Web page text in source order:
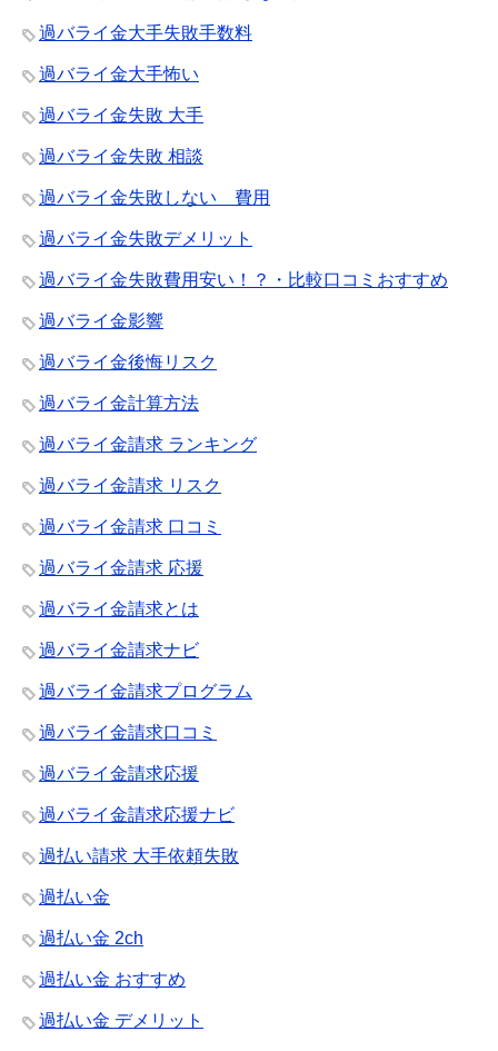
過バライ金大手失敗手数料
過バライ金大手怖い
過バライ金失敗 大手
過バライ金失敗 相談
過バライ金失敗しない 費用
過バライ金失敗デメリット
過バライ金失敗費用安い！？・比較口コミおすすめ
過バライ金影響
過バライ金後悔リスク
過バライ金計算方法
過バライ金請求 ランキング
過バライ金請求 リスク
過バライ金請求 口コミ
過バライ金請求 応援
過バライ金請求とは
過バライ金請求ナビ
過バライ金請求プログラム
過バライ金請求口コミ
過バライ金請求応援
過バライ金請求応援ナビ
過払い請求 大手依頼失敗
過払い金
過払い金 2ch
過払い金 おすすめ
過払い金 デメリット